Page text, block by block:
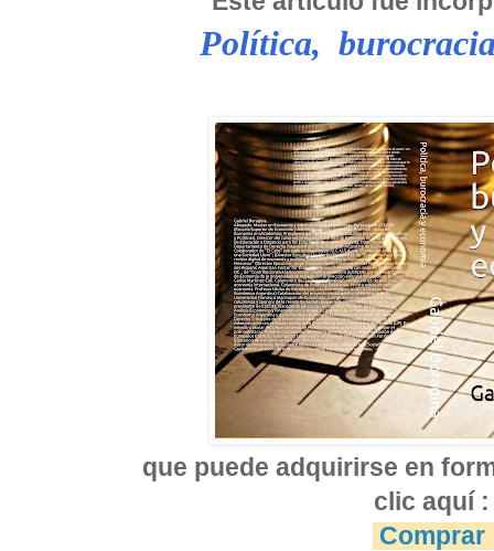
Política,
que puede adquirirse en
clic aquí
Comprar